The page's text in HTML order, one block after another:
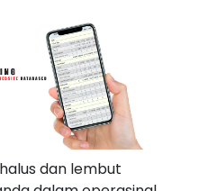
dan lembut